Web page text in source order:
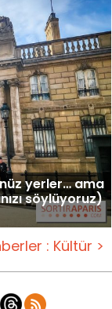
yerler… ama
söylüyoruz)
: Kültür >